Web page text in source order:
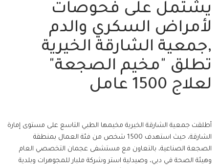
يشتمل على فحوصات
لأمراض السكري والدم
,جمعية الشارقة الخيرية
تطلق "مخيم الصجعة"
لعلاج 1500 عامل
أطلقت جمعية الشارقة الخيرية مخيمها الطبي التاسع على مستوى إمارة
الشارقة، حيث استهدف 1500 شخص من فئة العمال بمنطقة
الصجعة الصناعية، بالتعاون مع مستشفى عجمان التخصصي العام
وهيئة الصحة في دبي، وصيدلية استر وشركة ملبار للمجوهرات وبلدية